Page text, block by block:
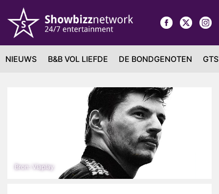
NIEUWS B&B VOL LIEFDE DE BONDGENOTEN
Bron: Viaplay